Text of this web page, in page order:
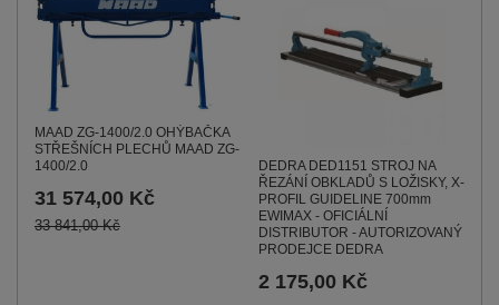
MAAD ZG-1400/2.0 OHÝBAČKA
STŘEŠNÍCH PLECHŮ MAAD ZG-
1400/2.0
31 574,00 Kč
33 841,00 Kč
DEDRA DED1151 STROJ NA
ŘEZÁNÍ OBKLADŮ S LOŽISKY, X-
PROFIL GUIDELINE 700mm
EWIMAX - OFICIÁLNÍ
DISTRIBUTOR - AUTORIZOVANÝ
PRODEJCE DEDRA
2 175,00 Kč